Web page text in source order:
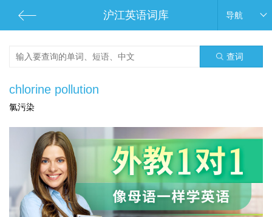
沪江英语词库 导航
查词
chlorine pollution
氯污染